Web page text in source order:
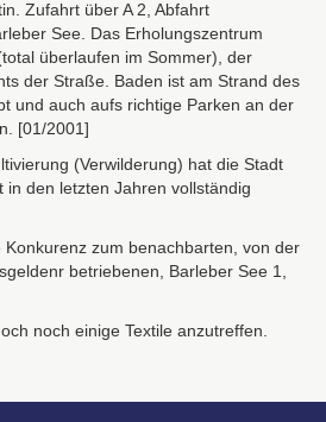
Zufahrt über A 2, Abfahrt
See. Das Erholungszentrum
überlaufen im Sommer), der
der Straße. Baden ist am Strand des
und auch aufs richtige Parken an der
[01/2001]
(Verwilderung) hat die Stadt
in den letzten Jahren vollständig
zum benachbarten, von der
betriebenen, Barleber See 1,
noch einige Textile anzutreffen.